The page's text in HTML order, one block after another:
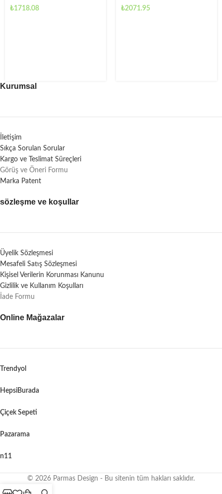
₺1718.08 ₺2071.95
Kurumsal
İletişim
Sıkça Sorulan Sorular
Kargo ve Teslimat Süreçleri
Görüş ve Öneri Formu
Marka Patent
sözleşme ve koşullar
Üyelik Sözleşmesi
Mesafeli Satış Sözleşmesi
Kişisel Verilerin Korunması Kanunu
Gizlilik ve Kullanım Koşulları
İade Formu
Online Mağazalar
Trendyol
HepsiBurada
Çiçek Sepeti
Pazarama
n11
© 2026 Parmas Design - Bu sitenin tüm hakları saklıdır.
When autocomplete results are available use up and down arrows to